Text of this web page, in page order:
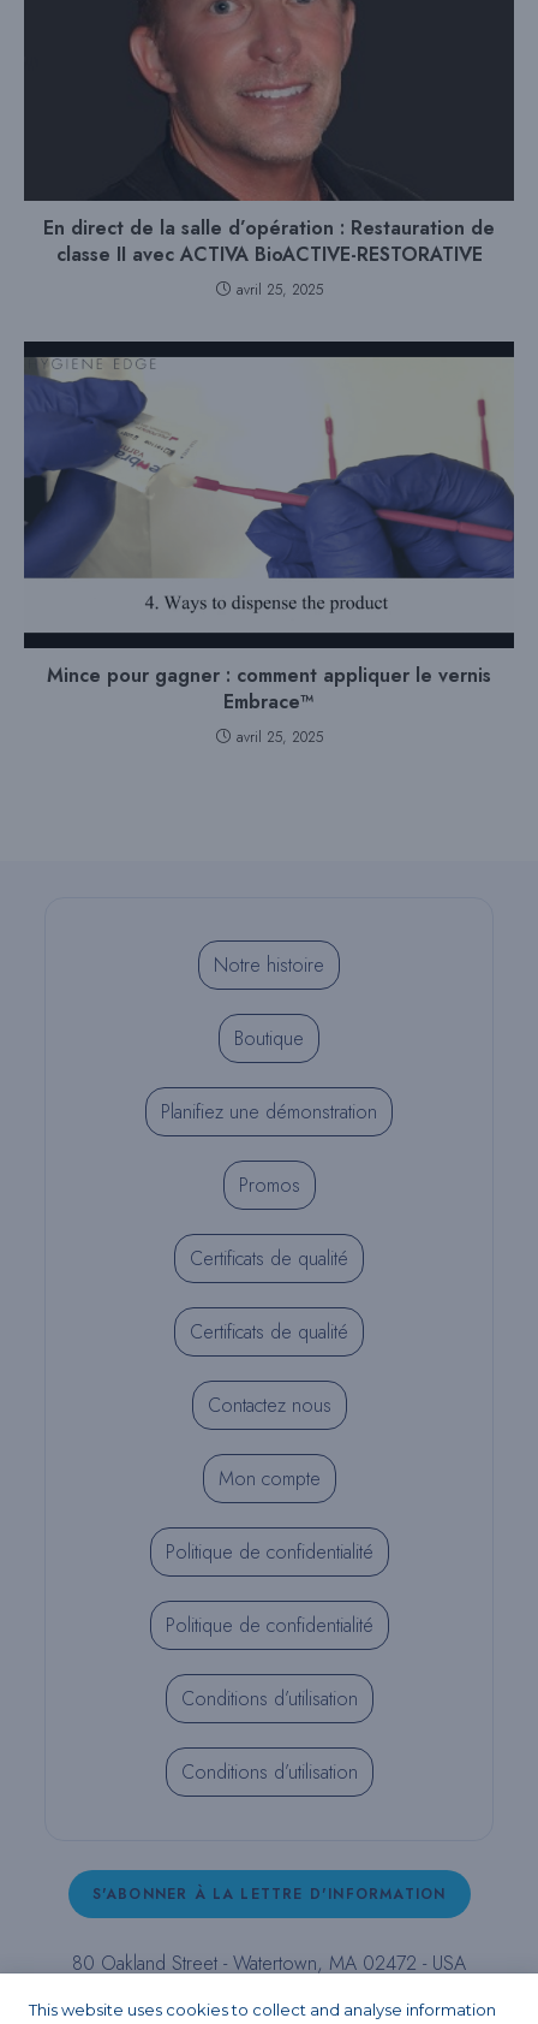
En direct de la salle d’opération : Restauration de
classe II avec ACTIVA BioACTIVE-RESTORATIVE
avril 25, 2025
Mince pour gagner : comment appliquer le vernis
Embrace™
avril 25, 2025
Notre histoire
Boutique
Planifiez une démonstration
Promos
Certificats de qualité
Certificats de qualité
Contactez nous
Mon compte
Politique de confidentialité
Politique de confidentialité
Conditions d’utilisation
Conditions d’utilisation
S'ABONNER À LA LETTRE D'INFORMATION
80 Oakland Street - Watertown, MA 02472 - USA
T (800) 343-4342 - T (617) 926-6666 - F (617) 926-
This website uses cookies to collect and analyse information